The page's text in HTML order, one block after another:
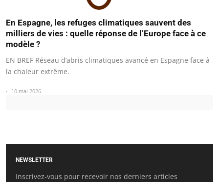
En Espagne, les refuges climatiques sauvent des
milliers de vies : quelle réponse de l’Europe face à ce
modèle ?
EN BREF Réseau d’abris climatiques avancé en Espagne face à
la chaleur extrême.
10 mai 2026
NEWSLETTER
Inscrivez-vous pour recevoir nos derniers articles